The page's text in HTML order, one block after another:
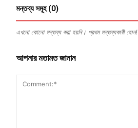
মন্তব্য সমূহ (0)
এখনো কোনো মন্তব্য করা হয়নি। প্রথম মন্তব্যকারী হোন!
আপনার মতামত জানান